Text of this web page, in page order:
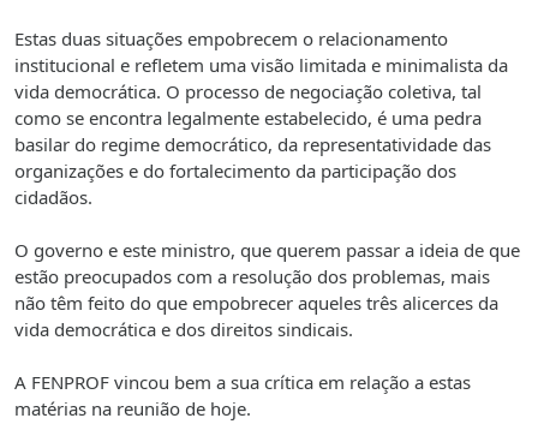
Estas duas situações empobrecem o relacionamento
institucional e refletem uma visão limitada e minimalista da
vida democrática. O processo de negociação coletiva, tal
como se encontra legalmente estabelecido, é uma pedra
basilar do regime democrático, da representatividade das
organizações e do fortalecimento da participação dos
cidadãos.
O governo e este ministro, que querem passar a ideia de que
estão preocupados com a resolução dos problemas, mais
não têm feito do que empobrecer aqueles três alicerces da
vida democrática e dos direitos sindicais.
A FENPROF vincou bem a sua crítica em relação a estas
matérias na reunião de hoje.